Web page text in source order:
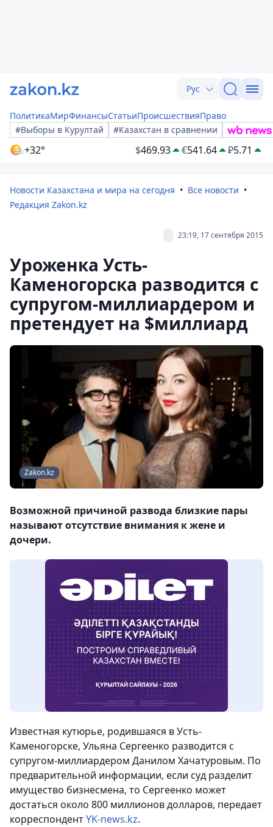
Рус
ПолитикаМирФинансыСтатьиПроисшествияПраво
#Выборы в Курултай
#Казахстан в сравнении
+32° $469.93 €541.64 ₽5.71
Новости Казахстана и мира на сегодня
Все новости
Редакция Zakon.kz
23:19, 17 сентября 2015
Уроженка Усть-
Каменогорска разводится с
супругом-миллиардером и
претендует на $миллиард
Zakon.kz
Возможной причиной развода близкие пары
называют отсутствие внимания к жене и
дочери.
Известная кутюрье, родившаяся в Усть-
Каменогорcке, Ульяна Сергеенко разводится с
супругом-миллиардером Данилом Хачатуровым. По
предварительной информации, если суд разделит
имущество бизнесмена, то Сергеенко может
достаться около 800 миллионов долларов, передает
корреспондентYK-news.kz.